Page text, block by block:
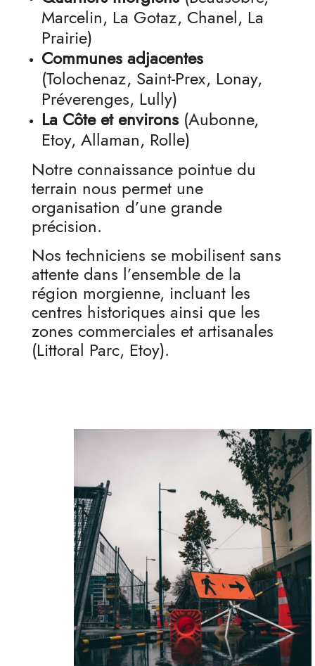
Marcelin, La Gotaz, Chanel, La
Prairie)
Communes adjacentes
(Tolochenaz, Saint-Prex, Lonay,
Préverenges, Lully)
La Côte et environs(Aubonne,
Etoy, Allaman, Rolle)
Notre connaissance pointue du
terrain nous permet une
organisation d’une grande
précision.
Nos techniciens se mobilisent sans
attente dans l’ensemble de la
région morgienne, incluant les
centres historiques ainsi que les
zones commerciales et artisanales
(Littoral Parc, Etoy).